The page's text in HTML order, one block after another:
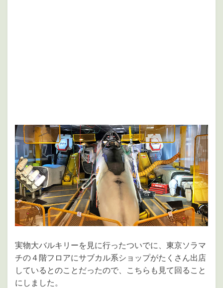
実物大バルキリーを見に行ったついでに、東京ソラマ
チの４階フロアにサブカル系ショップがたくさん出店
しているとのことだったので、こちらも見て回ること
にしました。